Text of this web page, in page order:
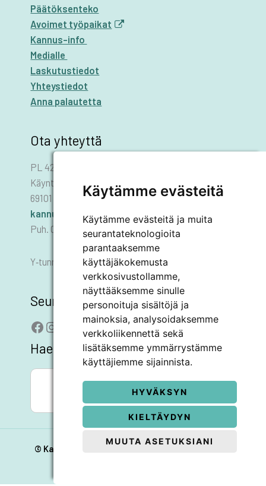
Käytämme evästeitä
Käytämme evästeitä ja muita
seurantateknologioita
parantaaksemme
käyttäjäkokemusta
verkkosivustollamme,
näyttääksemme sinulle
personoituja sisältöjä ja
mainoksia, analysoidaksemme
verkkoliikennettä sekä
lisätäksemme ymmärrystämme
käyttäjiemme sijainnista.
HYVÄKSYN
KIELTÄYDYN
MUUTA ASETUKSIANI
Päätöksenteko
Avoimet työpaikat
Kannus-info
Medialle
Laskutustiedot
Yhteystiedot
Anna palautetta
Ota yhteyttä
PL 42
Käyntiosoite: Asematie 1
69101 KANNUS
kannus.kaupunki@kannus.ﬁ
Puh. 06 8745 111
Y‑tunnus 0178455–6
Seuraa meitä
Facebook
Instagram
LinkedIn
YouTube
Hae sivustolta
Search
© Kannuksen kaupunki 2026 | Evästeasetukset